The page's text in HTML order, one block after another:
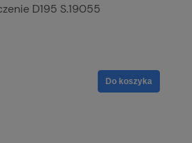
D195 S.19055
Do koszyka